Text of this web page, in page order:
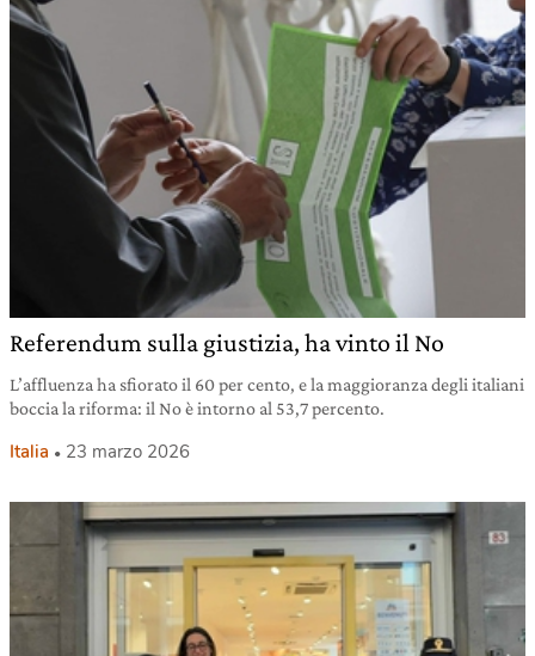
Referendum sulla giustizia, ha vinto il No
L’affluenza ha sfiorato il 60 per cento, e la maggioranza degli italiani
boccia la riforma: il No è intorno al 53,7 percento.
Italia 23 marzo 2026